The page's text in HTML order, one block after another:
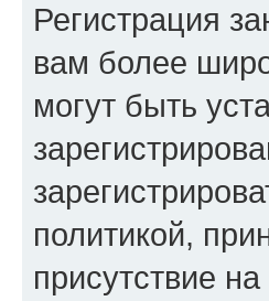
Регистрация
вам более
могут быть
политикой,
присутствие